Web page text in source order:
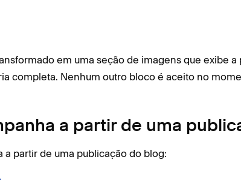
em uma seção de imagens que exibe
completa. Nenhum outro bloco é aceito no
a partir de uma
a partir de uma publicação do blog: